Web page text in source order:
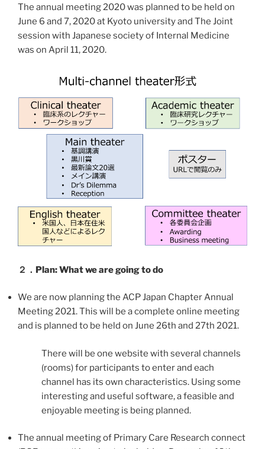
The annual meeting 2020 was planned to be held on
June 6 and 7, 2020 at Kyoto university and The Joint
session with Japanese society of Internal Medicine
was on April 11, 2020.
２．Plan: What we are going to do
We are now planning the ACP Japan Chapter Annual
Meeting 2021. This will be a complete online meeting
and is planned to be held on June 26th and 27th 2021.
There will be one website with several channels
(rooms) for participants to enter and each
channel has its own characteristics. Using some
interesting and useful software, a feasible and
enjoyable meeting is being planned.
The annual meeting of Primary Care Research connect